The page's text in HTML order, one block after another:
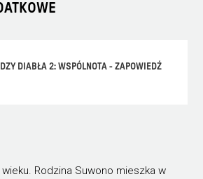
DIABŁA 2: WSPÓLNOTA - ZAPOWIEDŹ
wieku. Rodzina Suwono mieszka w